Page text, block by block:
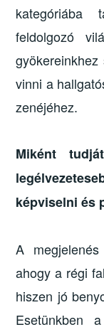
feldolgozó
vinni a
zenéjéhez.
Miként
képviselni és
A
ahogy a régi
hiszen jó
Esetünkben